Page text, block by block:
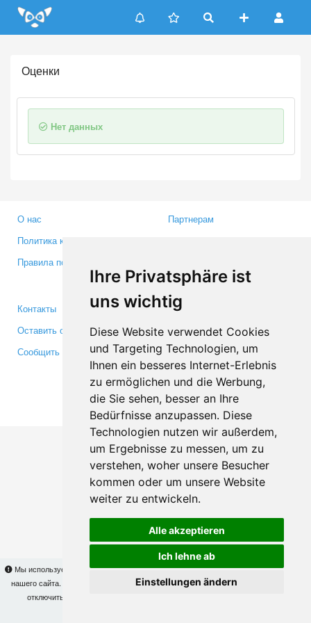
Ihre Privatsphäre ist
uns wichtig
Diese Website verwendet Cookies
und Targeting Technologien, um
Ihnen ein besseres Internet-Erlebnis
zu ermöglichen und die Werbung,
die Sie sehen, besser an Ihre
Bedürfnisse anzupassen. Diese
Technologien nutzen wir außerdem,
um Ergebnisse zu messen, um zu
verstehen, woher unsere Besucher
kommen oder um unsere Website
weiter zu entwickeln.
Alle akzeptieren
Ich lehne ab
Einstellungen ändern
Update cookies preferences
Мы используем cookies для того, чтобы Вы могли использовать весь функционал
нашего сайта. На
Вы сможете узнать подробности и, при желании,
отключить использование cookies. Продолжая пользоваться сайтом, Вы
Оценки
Нет данных
О нас
Политика конфиденциальности
Правила пользования
Партнерам
Медиа
Контакты
Оставить отзыв
Сообщить об ошибке
Facebook
Twitter
YouTube
Google+
Makis© Copyright 2026